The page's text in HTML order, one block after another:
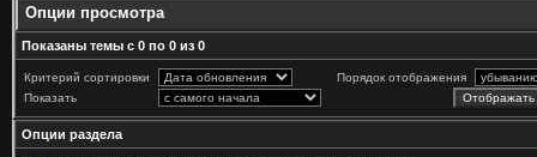
Опции просмотра
Показаны темы с 0 по 0 из 0
Критерий сортировки
Порядок отображения
Показать
Опции раздела